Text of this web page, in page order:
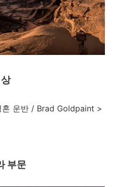
운반 / Brad Goldpaint >
부문